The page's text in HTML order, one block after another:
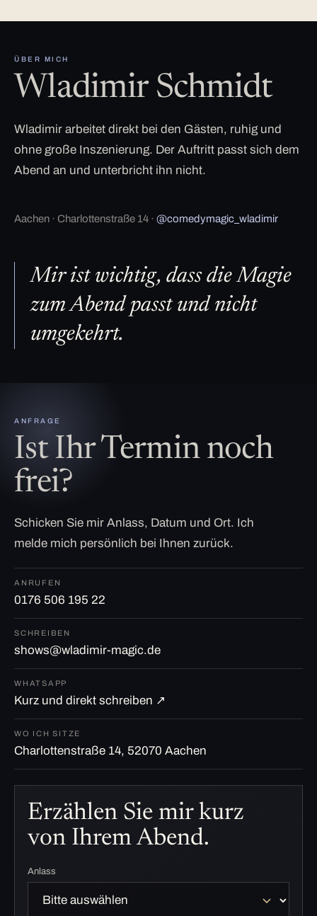
ÜBER MICH
Wladimir Schmidt
Wladimir arbeitet direkt bei den Gästen, ruhig und
ohne große Inszenierung. Der Auftritt passt sich dem
Abend an und unterbricht ihn nicht.
Aachen · Charlottenstraße 14 · @comedymagic_wladimir
Mir ist wichtig, dass die Magie
zum Abend passt und nicht
umgekehrt.
ANFRAGE
Ist Ihr Termin noch
frei?
Schicken Sie mir Anlass, Datum und Ort. Ich
melde mich persönlich bei Ihnen zurück.
ANRUFEN
0176 506 195 22
SCHREIBEN
shows@wladimir-magic.de
WHATSAPP
Kurz und direkt schreiben ↗
WO ICH SITZE
Charlottenstraße 14, 52070 Aachen
Erzählen Sie mir kurz
von Ihrem Abend.
Anlass